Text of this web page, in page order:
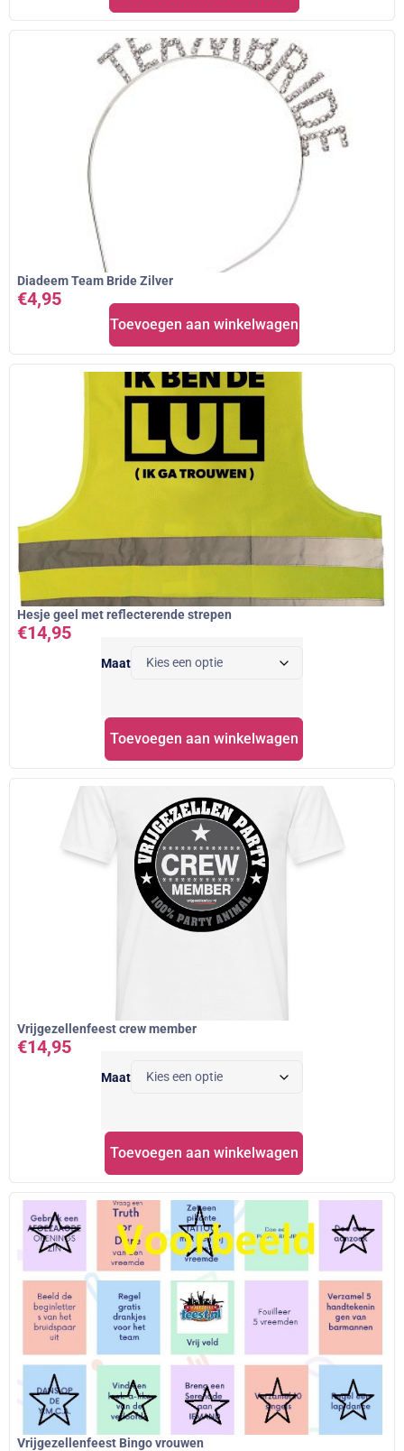
Diadeem Team Bride Zilver
€4,95
Toevoegen aan winkelwagen
Hesje geel met reflecterende strepen
€14,95
Maat
Toevoegen aan winkelwagen
Vrijgezellenfeest crew member
€14,95
Maat
Toevoegen aan winkelwagen
Vrijgezellenfeest Bingo vrouwen